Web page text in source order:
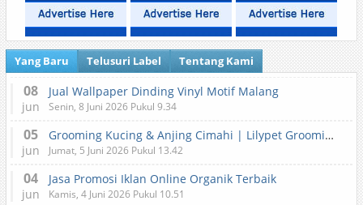
Yang Baru Telusuri Label Tentang Kami
08
jun
Jual Wallpaper Dinding Vinyl Motif Malang
Senin, 8 Juni 2026 Pukul 9.34
05
jun
Grooming Kucing & Anjing Cimahi | Lilypet Grooming & Pet Hotel
Jumat, 5 Juni 2026 Pukul 13.42
04
jun
Jasa Promosi Iklan Online Organik Terbaik
Kamis, 4 Juni 2026 Pukul 10.51